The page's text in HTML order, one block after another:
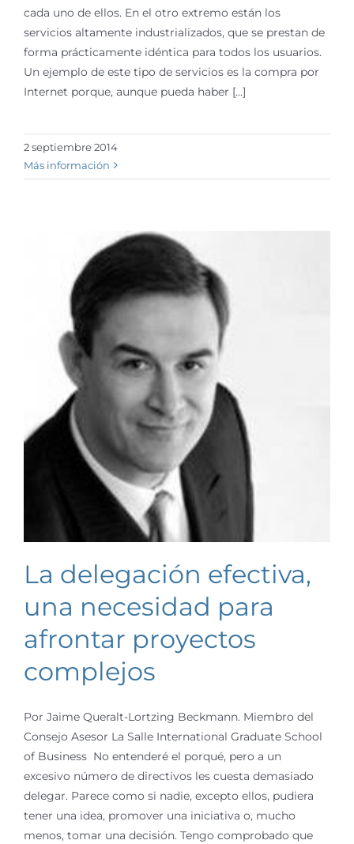
cada uno de ellos. En el otro extremo están los
servicios altamente industrializados, que se prestan de
forma prácticamente idéntica para todos los usuarios.
Un ejemplo de este tipo de servicios es la compra por
Internet porque, aunque pueda haber [...]
2 septiembre 2014
Más información
La delegación efectiva,
una necesidad para
afrontar proyectos
complejos
Por Jaime Queralt-Lortzing Beckmann. Miembro del
Consejo Asesor La Salle International Graduate School
of Business No entenderé el porqué, pero a un
excesivo número de directivos les cuesta demasiado
delegar. Parece como si nadie, excepto ellos, pudiera
tener una idea, promover una iniciativa o, mucho
menos, tomar una decisión. Tengo comprobado que